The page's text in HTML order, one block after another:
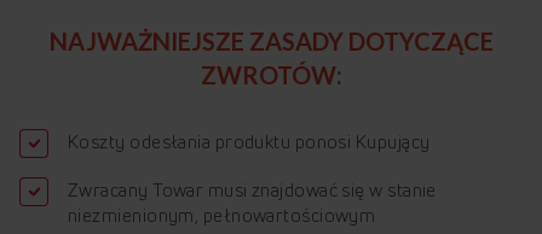
NAJWAŻNIEJSZE ZASADY DOTYCZĄCE
ZWROTÓW:
Koszty odesłania produktu ponosi Kupujący
Zwracany Towar musi znajdować się w stanie
niezmienionym, pełnowartościowym